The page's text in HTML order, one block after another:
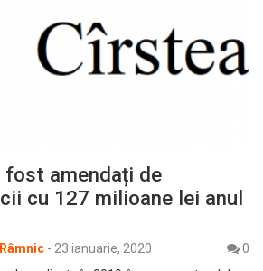
amendați de
cu 127 milioane lei anul
- 23 ianuarie, 2020
0